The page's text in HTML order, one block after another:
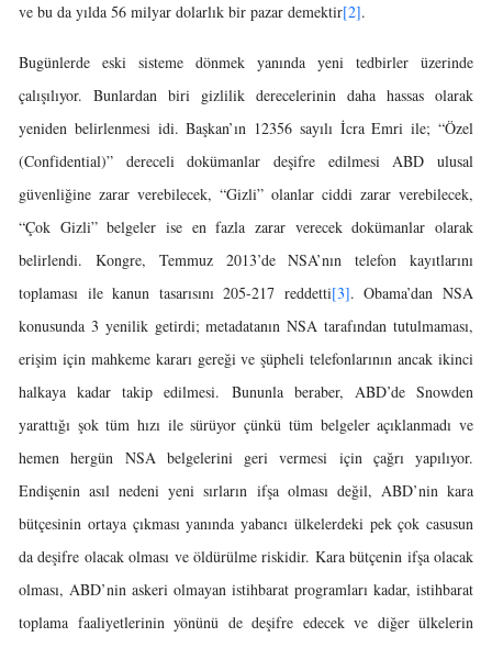
ve bu da yılda 56 milyar dolarlık bir pazar demektir[2].
Bugünlerde eski sisteme dönmek yanında yeni tedbirler üzerinde
çalışılıyor. Bunlardan biri gizlilik derecelerinin daha hassas olarak
yeniden belirlenmesi idi. Başkan’ın 12356 sayılı İcra Emri ile; “Özel
(Confidential)” dereceli dokümanlar deşifre edilmesi ABD ulusal
güvenliğine zarar verebilecek, “Gizli” olanlar ciddi zarar verebilecek,
“Çok Gizli” belgeler ise en fazla zarar verecek dokümanlar olarak
belirlendi. Kongre, Temmuz 2013’de NSA’nın telefon kayıtlarını
toplaması ile kanun tasarısını 205-217 reddetti[3]. Obama’dan NSA
konusunda 3 yenilik getirdi; metadatanın NSA tarafından tutulmaması,
erişim için mahkeme kararı gereği ve şüpheli telefonlarının ancak ikinci
halkaya kadar takip edilmesi. Bununla beraber, ABD’de Snowden
yarattığı şok tüm hızı ile sürüyor çünkü tüm belgeler açıklanmadı ve
hemen hergün NSA belgelerini geri vermesi için çağrı yapılıyor.
Endişenin asıl nedeni yeni sırların ifşa olması değil, ABD’nin kara
bütçesinin ortaya çıkması yanında yabancı ülkelerdeki pek çok casusun
da deşifre olacak olması ve öldürülme riskidir. Kara bütçenin ifşa olacak
olması, ABD’nin askeri olmayan istihbarat programları kadar, istihbarat
toplama faaliyetlerinin yönünü de deşifre edecek ve diğer ülkelerin